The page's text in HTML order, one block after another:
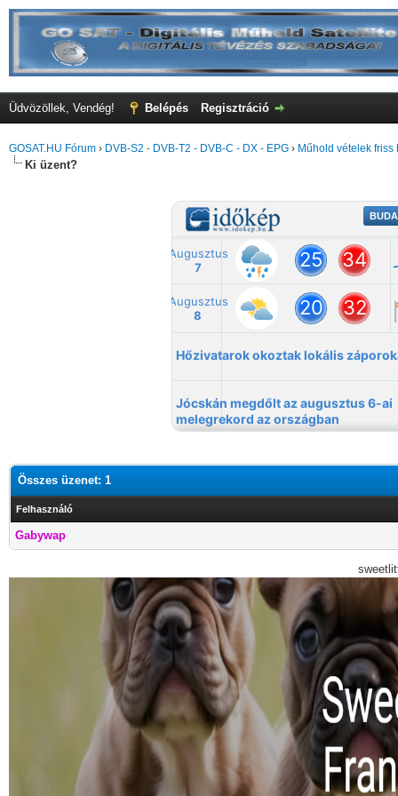
Üdvözöllek, Vendég! Belépés Regisztráció
GOSAT.HU Fórum › DVB-S2 - DVB-T2 - DVB-C - DX - EPG › Műhold vételek friss
Ki üzent?
Összes üzenet: 1
Felhasználó
Gabywap